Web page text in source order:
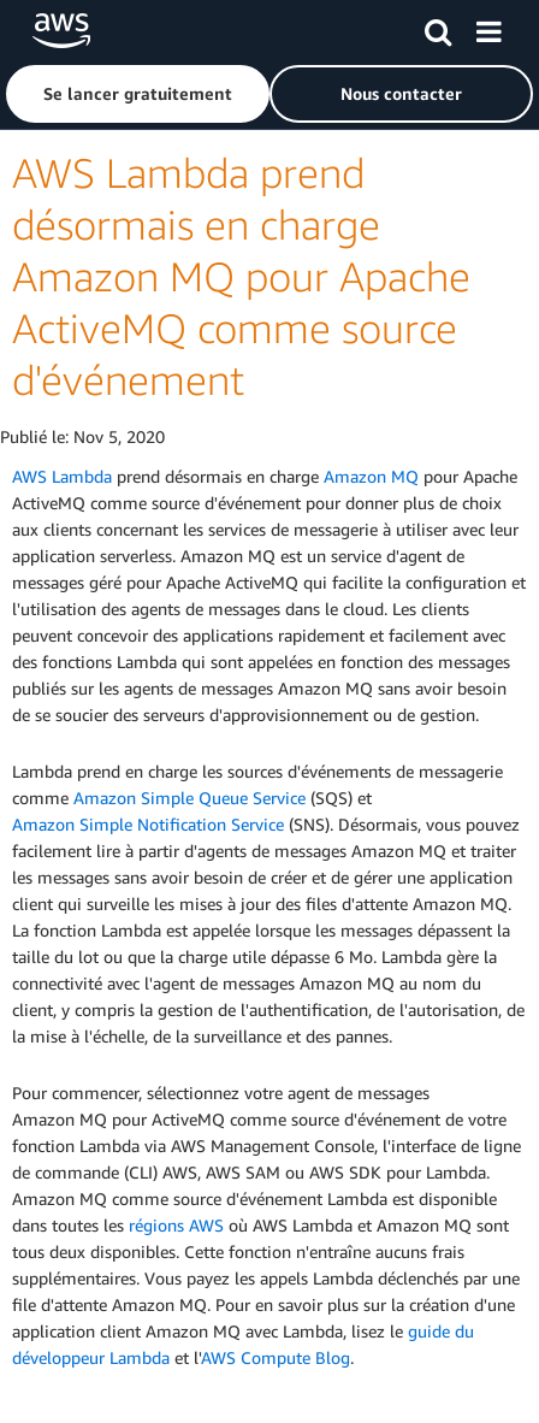
Passer au contenu principal
Cliquer ici pour revenir à la page d'accueil d'Amazon Web
Se lancer gratuitement Nous contacter
AWS Lambda prend
désormais en charge
Amazon MQ pour Apache
ActiveMQ comme source
d'événement
Publié le: Nov 5, 2020
AWS Lambda prend désormais en charge Amazon MQ pour Apache
ActiveMQ comme source d'événement pour donner plus de choix
aux clients concernant les services de messagerie à utiliser avec leur
application serverless. Amazon MQ est un service d'agent de
messages géré pour Apache ActiveMQ qui facilite la configuration et
l'utilisation des agents de messages dans le cloud. Les clients
peuvent concevoir des applications rapidement et facilement avec
des fonctions Lambda qui sont appelées en fonction des messages
publiés sur les agents de messages Amazon MQ sans avoir besoin
de se soucier des serveurs d'approvisionnement ou de gestion.
Lambda prend en charge les sources d'événements de messagerie
comme Amazon Simple Queue Service (SQS) et
Amazon Simple Notification Service (SNS). Désormais, vous pouvez
facilement lire à partir d'agents de messages Amazon MQ et traiter
les messages sans avoir besoin de créer et de gérer une application
client qui surveille les mises à jour des files d'attente Amazon MQ.
La fonction Lambda est appelée lorsque les messages dépassent la
taille du lot ou que la charge utile dépasse 6 Mo. Lambda gère la
connectivité avec l'agent de messages Amazon MQ au nom du
client, y compris la gestion de l'authentification, de l'autorisation, de
la mise à l'échelle, de la surveillance et des pannes.
Pour commencer, sélectionnez votre agent de messages
Amazon MQ pour ActiveMQ comme source d'événement de votre
fonction Lambda via AWS Management Console, l'interface de ligne
de commande (CLI) AWS, AWS SAM ou AWS SDK pour Lambda.
Amazon MQ comme source d'événement Lambda est disponible
dans toutes les régions AWS où AWS Lambda et Amazon MQ sont
tous deux disponibles. Cette fonction n'entraîne aucuns frais
supplémentaires. Vous payez les appels Lambda déclenchés par une
file d'attente Amazon MQ. Pour en savoir plus sur la création d'une
application client Amazon MQ avec Lambda, lisez le guide du
développeur Lambda et l'AWS Compute Blog.